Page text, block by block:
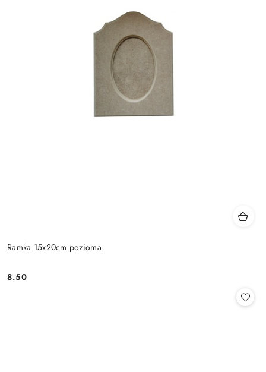
Ramka 15x20cm pozioma
Cena:
8.50